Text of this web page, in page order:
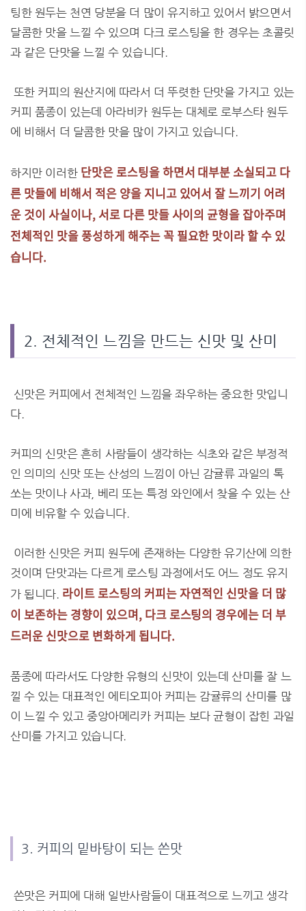
팅한 원두는 천연 당분을 더 많이 유지하고 있어서 밝으면서
달콤한 맛을 느낄 수 있으며 다크 로스팅을 한 경우는 초콜릿
과 같은 단맛을 느낄 수 있습니다.
또한 커피의 원산지에 따라서 더 뚜렷한 단맛을 가지고 있는
커피 품종이 있는데 아라비카 원두는 대체로 로부스타 원두
에 비해서 더 달콤한 맛을 많이 가지고 있습니다.
하지만 이러한 단맛은 로스팅을 하면서 대부분 소실되고 다
른 맛들에 비해서 적은 양을 지니고 있어서 잘 느끼기 어려
운 것이 사실이나, 서로 다른 맛들 사이의 균형을 잡아주며
전체적인 맛을 풍성하게 해주는 꼭 필요한 맛이라 할 수 있
습니다.
2. 전체적인 느낌을 만드는 신맛 및 산미
신맛은 커피에서 전체적인 느낌을 좌우하는 중요한 맛입니
다.
커피의 신맛은 흔히 사람들이 생각하는 식초와 같은 부정적
인 의미의 신맛 또는 산성의 느낌이 아닌 감귤류 과일의 톡
쏘는 맛이나 사과, 베리 또는 특정 와인에서 찾을 수 있는 산
미에 비유할 수 있습니다.
이러한 신맛은 커피 원두에 존재하는 다양한 유기산에 의한
것이며 단맛과는 다르게 로스팅 과정에서도 어느 정도 유지
가 됩니다. 라이트 로스팅의 커피는 자연적인 신맛을 더 많
이 보존하는 경향이 있으며, 다크 로스팅의 경우에는 더 부
드러운 신맛으로 변화하게 됩니다.
품종에 따라서도 다양한 유형의 신맛이 있는데 산미를 잘 느
낄 수 있는 대표적인 에티오피아 커피는 감귤류의 산미를 많
이 느낄 수 있고 중앙아메리카 커피는 보다 균형이 잡힌 과일
산미를 가지고 있습니다.
3. 커피의 밑바탕이 되는 쓴맛
쓴맛은 커피에 대해 일반사람들이 대표적으로 느끼고 생각